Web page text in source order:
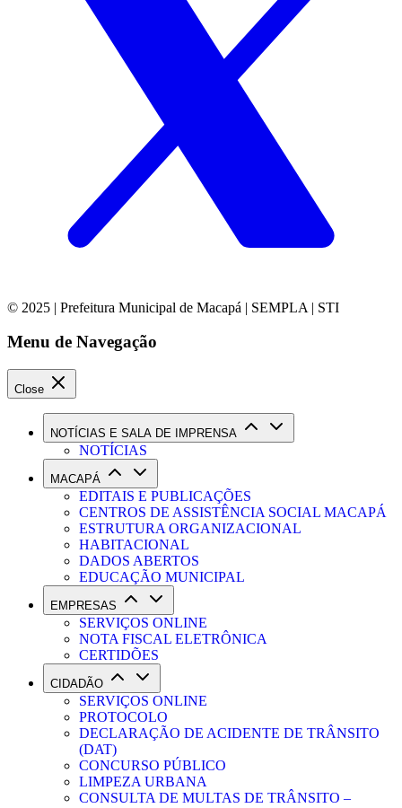
© 2025 | Prefeitura Municipal de Macapá | SEMPLA | STI
Menu de Navegação
Close
NOTÍCIAS E SALA DE IMPRENSA
NOTÍCIAS
MACAPÁ
EDITAIS E PUBLICAÇÕES
CENTROS DE ASSISTÊNCIA SOCIAL MACAPÁ
ESTRUTURA ORGANIZACIONAL
HABITACIONAL
DADOS ABERTOS
EDUCAÇÃO MUNICIPAL
EMPRESAS
SERVIÇOS ONLINE
NOTA FISCAL ELETRÔNICA
CERTIDÕES
CIDADÃO
SERVIÇOS ONLINE
PROTOCOLO
DECLARAÇÃO DE ACIDENTE DE TRÂNSITO
(DAT)
CONCURSO PÚBLICO
LIMPEZA URBANA
CONSULTA DE MULTAS DE TRÂNSITO –